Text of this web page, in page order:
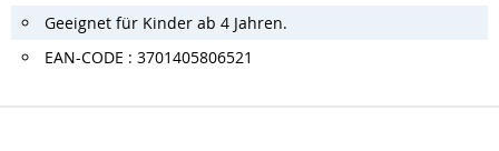
Geeignet für Kinder ab 4 Jahren.
EAN-CODE : 3701405806521